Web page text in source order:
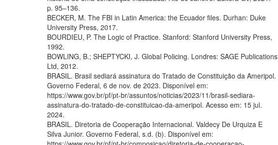
p. 95–136.
BECKER, M. The FBI in Latin America: the Ecuador files. Durhan: Duke
University Press, 2017.
BOURDIEU, P. The Logic of Practice. Stanford: Stanford University Press,
1992.
BOWLING, B.; SHEPTYCKI, J. Global Policing. Londres: SAGE Publications
Ltd, 2012.
BRASIL. Brasil sediará assinatura do Tratado de Constituição da Ameripol.
Governo Federal, 6 de nov. de 2023. Disponível em:
https://www.gov.br/pf/pt-br/assuntos/noticias/2023/11/brasil-sediara-
assinatura-do-tratado-de-constituicao-da-ameripol. Acesso em: 15 jul.
2024.
BRASIL. Diretoria de Cooperação Internacional. Valdecy De Urquiza E
Silva Junior. Governo Federal, s.d. (b). Disponível em: